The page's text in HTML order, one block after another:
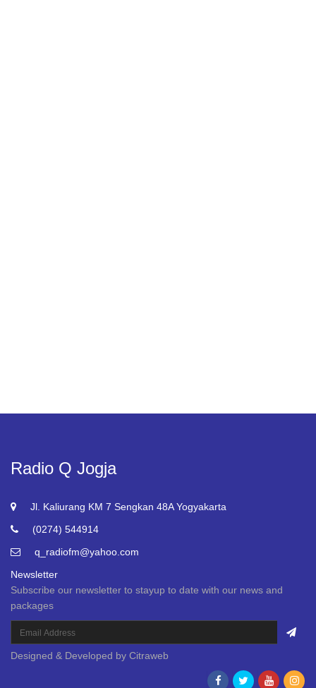
Radio Q Jogja
Jl. Kaliurang KM 7 Sengkan 48A Yogyakarta
(0274) 544914
q_radiofm@yahoo.com
Newsletter
Subscribe our newsletter to stayup to date with our news and
packages
Designed & Developed by Citraweb